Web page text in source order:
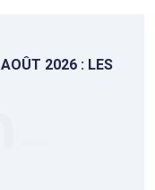
2026 : LES